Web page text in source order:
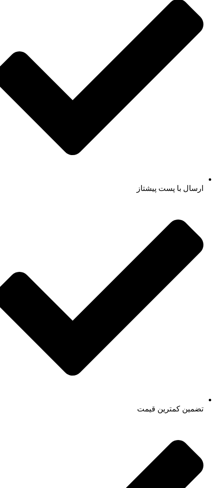
ارسال با پست پیشتاز
تضمین کمترین قیمت